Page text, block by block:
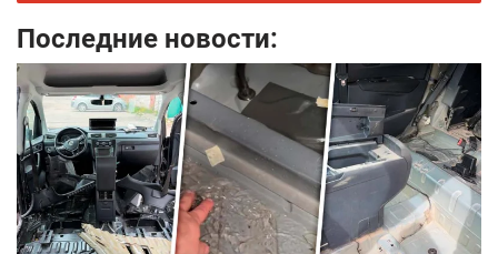
Последние новости: